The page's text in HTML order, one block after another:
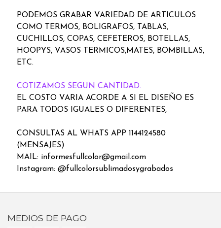
PODEMOS GRABAR VARIEDAD DE ARTICULOS
COMO TERMOS, BOLIGRAFOS, TABLAS,
CUCHILLOS, COPAS, CEFETEROS, BOTELLAS,
HOOPYS, VASOS TERMICOS,MATES, BOMBILLAS,
ETC.
COTIZAMOS SEGUN CANTIDAD.
EL COSTO VARIA ACORDE A SI EL DISEÑO ES
PARA TODOS IGUALES O DIFERENTES,
CONSULTAS AL WHATS APP 1144124580
(MENSAJES)
MAIL: informesfullcolor@gmail.com
Instagram: @fullcolorsublimadosygrabados
MEDIOS DE PAGO